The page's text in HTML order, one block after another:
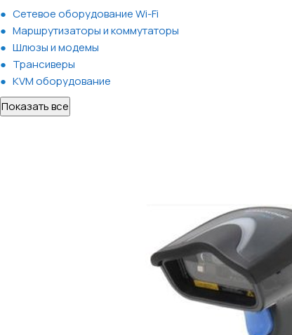
Сетевое оборудование Wi-Fi
Маршрутизаторы и коммутаторы
Шлюзы и модемы
Трансиверы
KVM оборудование
Показать все